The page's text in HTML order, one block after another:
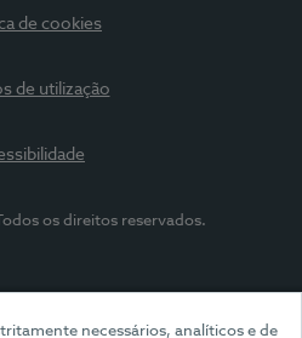
necessários, analíticos e de
de cookies
de utilização
os direitos reservados.